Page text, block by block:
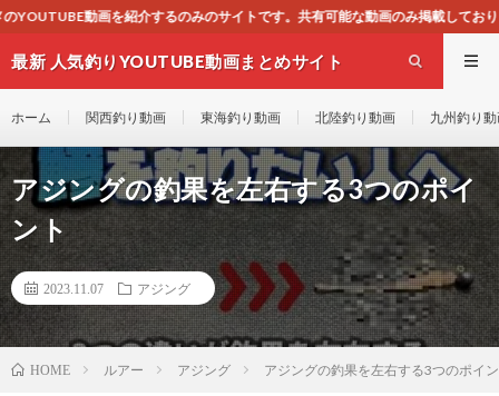
サイトです。共有可能な動画のみ掲載しており、公序良俗に反しない動画を
最新 人気釣りYOUTUBE動画まとめサイト
ホーム 関西釣り動画 東海釣り動画 北陸釣り動画 九州釣り
アジングの釣果を左右する3つのポイ
ント
2023.11.07 アジング
HOME ルアー アジング アジングの釣果を左右する3つのポイ